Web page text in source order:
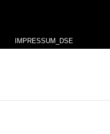
IMPRESSUM_DSE